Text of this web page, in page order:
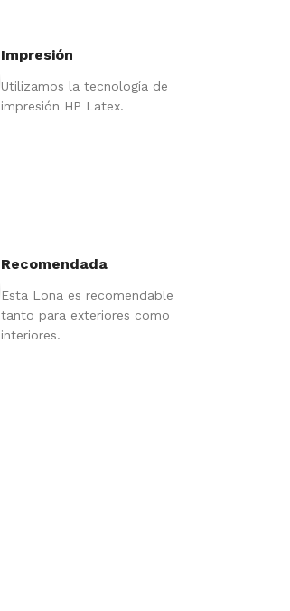
Impresión
Utilizamos la tecnología de
impresión HP Latex.
Recomendada
Esta Lona es recomendable
tanto para exteriores como
interiores.